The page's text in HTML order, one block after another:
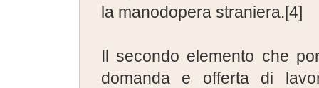
la manodopera straniera.[4]
Il secondo elemento che
domanda e offerta di